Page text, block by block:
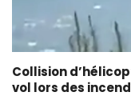
Collision
vol lors des